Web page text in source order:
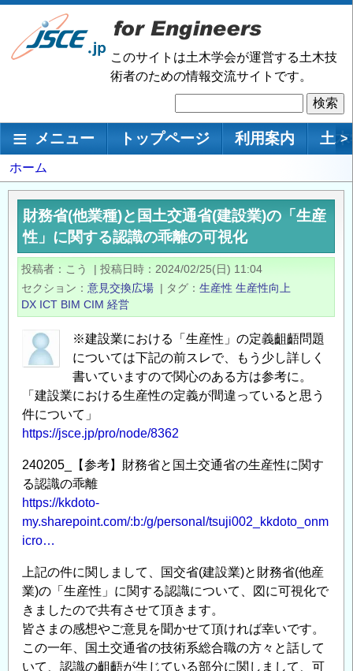
メ
ン
移
このサイトは土木学会が運営する土木技
術者のための情報交流サイトです。
索
メインナビゲーション
メニュー トップページ 利用案内 土 >
パ
ン
く
ず
ホーム
財務省(他業種)と国土交通省(建設業)の「生産
性」に関する認識の乖離の可視化
投稿者 こう | 投稿日時
2024/02/25(日) 11:04
セクション
意見交換広場 | タグ 生産性 生産性向上
DX ICT BIM CIM 経営
※建設業における「生産性」の定義齟齬問題
については下記の前スレで、もう少し詳しく
書いていますので関心のある方は参考に。
「建設業における生産性の定義が間違っていると思う
件について」
https://jsce.jp/pro/node/8362
240205_【参考】財務省と国土交通省の生産性に関す
る認識の乖離
https://kkdoto-
my.sharepoint.com/:b:/g/personal/tsuji002_kkdoto_onm
icro…
上記の件に関しまして、国交省(建設業)と財務省(他産
業)の「生産性」に関する認識について、図に可視化で
きましたので共有させて頂きます。
皆さまの感想やご意見を聞かせて頂ければ幸いです。
この一年、国土交通省の技術系総合職の方々と話して
いて、認識の齟齬が生じている部分に関しまして、可